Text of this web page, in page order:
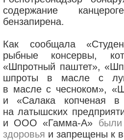
содержание
бензапирена.
Как сообщала
рыбные консервы,
«Шпротный паштет»,
шпроты в масле с
в масле с чесноком»,
и «Салака копченая
на латышских
и ООО «Гамма-А»
здоровья и запрещены к